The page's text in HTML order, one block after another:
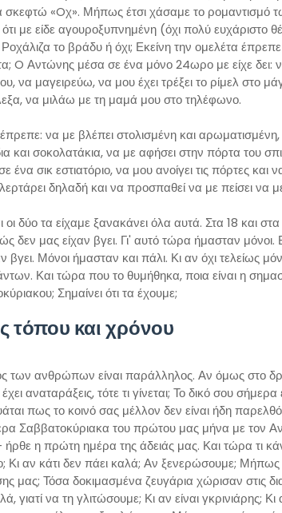
«Oχ». Μήπως έτσι χάσαμε το
με είδε αγουροξυπνημένη (όχι πολύ
Ροχάλιζα το βράδυ ή όχι; Εκείνη την ομελέτα
O Αντώνης μέσα σε ένα μόνο 24ωρο με είχε δει:
να μαγειρεύω, να μου έχει τρέξει το ρίμελ στο
να μιλάω με τη μαμά μου στο τηλέφωνο.
να με βλέπει στολισμένη και
και σοκολατάκια, να με αφήσει στην πόρτα του
ένα σικ εστιατόριο, να μου ανοίγει τις πόρτες
δηλαδή και να προσπαθεί να με πείσει να
οι δύο τα είχαμε ξανακάνει όλα αυτά. Στα 18 και
δεν μας είχαν βγει. Γι' αυτό τώρα ήμασταν μόνοι.
βγει. Μόνοι ήμασταν και πάλι. Κι αν όχι τελείως
Και τώρα που το θυμήθηκα, ποια είναι η
Σημαίνει ότι τα έχουμε;
τόπου και χρόνου
των ανθρώπων είναι παράλληλος. Αν όμως στο
αναταράξεις, τότε τι γίνεται; Το δικό σου
πως το κοινό σας μέλλον δεν είναι ήδη
Σαββατοκύριακα του πρώτου μας μήνα με τον
η πρώτη ημέρα της άδειάς μας. Και τώρα τι
Κι αν κάτι δεν πάει καλά; Αν ξενερώσουμε; Μήπως
μας; Τόσα δοκιμασμένα ζευγάρια χώρισαν στις
γιατί να τη γλιτώσουμε; Κι αν είναι γκρινιάρης;